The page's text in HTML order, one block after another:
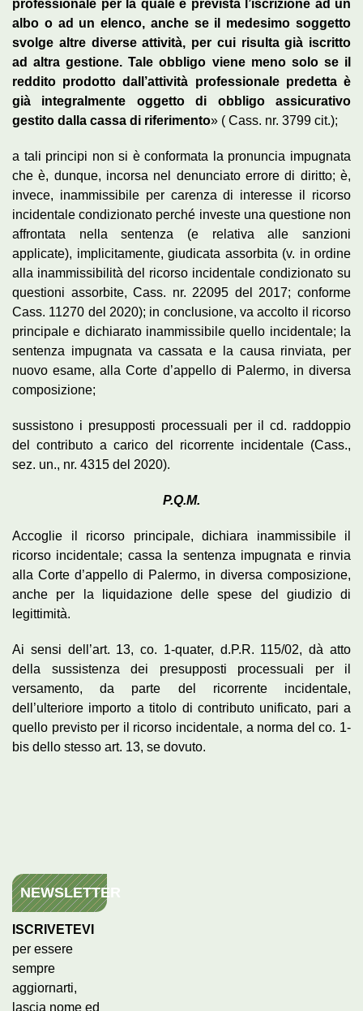
professionale per la quale è prevista l’iscrizione ad un
albo o ad un elenco, anche se il medesimo soggetto
svolge altre diverse attività, per cui risulta già iscritto
ad altra gestione. Tale obbligo viene meno solo se il
reddito prodotto dall’attività professionale predetta è
già integralmente oggetto di obbligo assicurativo
gestito dalla cassa di riferimento» ( Cass. nr. 3799 cit.);
a tali principi non si è conformata la pronuncia impugnata
che è, dunque, incorsa nel denunciato errore di diritto; è,
invece, inammissibile per carenza di interesse il ricorso
incidentale condizionato perché investe una questione non
affrontata nella sentenza (e relativa alle sanzioni
applicate), implicitamente, giudicata assorbita (v. in ordine
alla inammissibilità del ricorso incidentale condizionato su
questioni assorbite, Cass. nr. 22095 del 2017; conforme
Cass. 11270 del 2020); in conclusione, va accolto il ricorso
principale e dichiarato inammissibile quello incidentale; la
sentenza impugnata va cassata e la causa rinviata, per
nuovo esame, alla Corte d’appello di Palermo, in diversa
composizione;
sussistono i presupposti processuali per il cd. raddoppio
del contributo a carico del ricorrente incidentale (Cass.,
sez. un., nr. 4315 del 2020).
P.Q.M.
Accoglie il ricorso principale, dichiara inammissibile il
ricorso incidentale; cassa la sentenza impugnata e rinvia
alla Corte d’appello di Palermo, in diversa composizione,
anche per la liquidazione delle spese del giudizio di
legittimità.
Ai sensi dell’art. 13, co. 1-quater, d.P.R. 115/02, dà atto
della sussistenza dei presupposti processuali per il
versamento, da parte del ricorrente incidentale,
dell’ulteriore importo a titolo di contributo unificato, pari a
quello previsto per il ricorso incidentale, a norma del co. 1-
bis dello stesso art. 13, se dovuto.
NEWSLETTER
ISCRIVETEVI
per essere
sempre
aggiornarti,
lascia nome ed